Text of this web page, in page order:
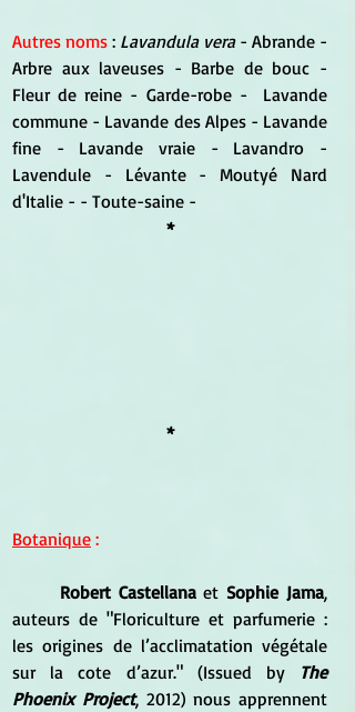
Autres noms : Lavandula vera - Abrande -
Arbre aux laveuses - Barbe de bouc -
Fleur de reine - Garde-robe -  Lavande
commune - Lavande des Alpes - Lavande
fine - Lavande vraie - Lavandro -
Lavendule - Lévante - Moutyé Nard
d'Italie - - Toute-saine -
*
*
Botanique :
Robert Castellana et Sophie Jama,
auteurs de "Floriculture et parfumerie :
les origines de l’acclimatation végétale
sur la cote d’azur." (Issued by The
Phoenix Project, 2012) nous apprennent